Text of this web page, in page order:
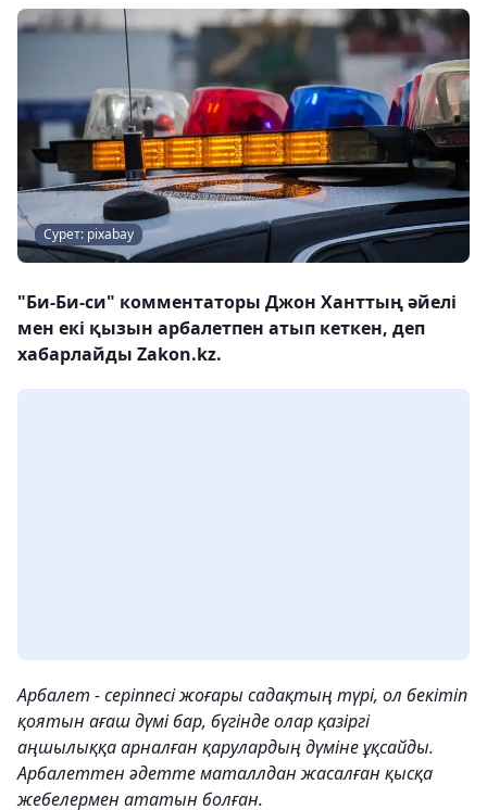
Сурет: pixabay
"Би-Би-си" комментаторы Джон Ханттың әйелі
мен екі қызын арбалетпен атып кеткен, деп
хабарлайды Zakon.kz.
Арбалет - серіппесі жоғары садақтың түрі, ол бекітіп
қоятын ағаш дүмі бар, бүгінде олар қазіргі
аңшылыққа арналған қарулардың дүміне ұқсайды.
Арбалеттен әдетте маталлдан жасалған қысқа
жебелермен ататын болған.